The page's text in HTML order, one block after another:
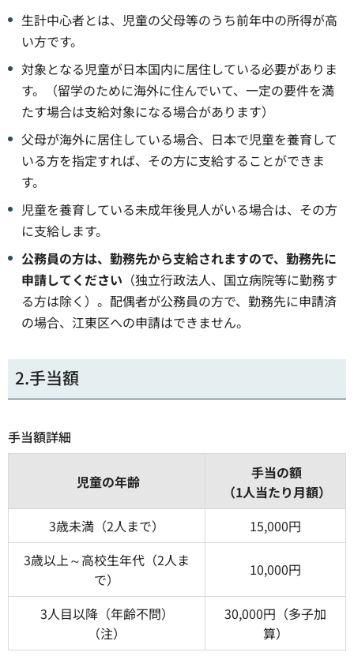
生計中心者とは、児童の父母等のうち前年中の所得が高
い方です。
対象となる児童が日本国内に居住している必要がありま
す。（留学のために海外に住んでいて、一定の要件を満
たす場合は支給対象になる場合があります）
父母が海外に居住している場合、日本で児童を養育して
いる方を指定すれば、その方に支給することができま
す。
児童を養育している未成年後見人がいる場合は、その方
に支給します。
公務員の方は、勤務先から支給されますので、勤務先に
申請してください （独立行政法人、国立病院等に勤務す
る方は除く）。配偶者が公務員の方で、勤務先に申請済
の場合、江東区への申請はできません。
2.手当額
手当額詳細
児童の年齢
手当の額
（1人当たり月額）
3歳未満（2人まで）
15,000円
3歳以上～高校生年代（2人ま
で）
10,000円
3人目以降（年齢不問）
（注）
30,000円（多子加
算）